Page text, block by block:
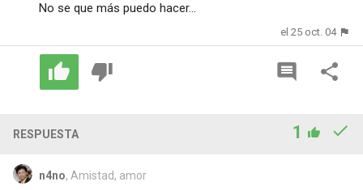
No se que más puedo hacer...
el 25 oct. 04
RESPUESTA 1
n4no, Amistad, amor